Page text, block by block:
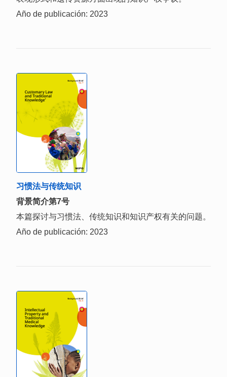
Año de publicación: 2023
习惯法与传统知识
背景简介第7号
本篇探讨与习惯法、传统知识和知识产权有关的问题。
Año de publicación: 2023